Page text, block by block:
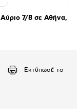
Αύριο 7/8 σε Αθήνα,
Εκτύπωσέ το